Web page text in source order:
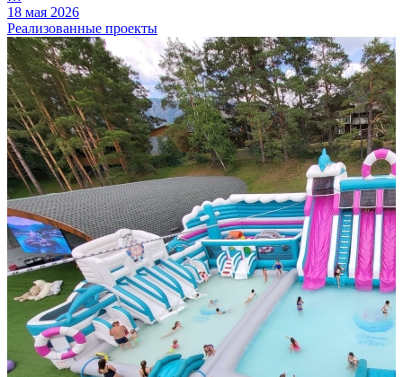
18 мая 2026
Реализованные проекты